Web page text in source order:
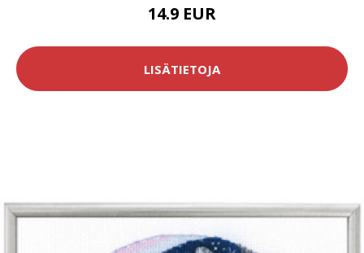
14.9 EUR
LISÄTIETOJA